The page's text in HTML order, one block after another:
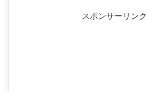
スポンサーリンク